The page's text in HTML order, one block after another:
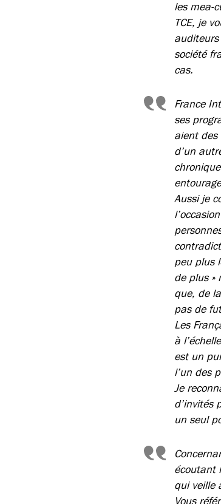
les mea-
TCE, je
auditeurs
société
cas.
France
ses
aient des
d’un
Aussi je
peu plus
de plus »
que, de
pas de
Les
à
est un
l’un des
Je
d’invités
un seul
écoutant
qui veille
Vous